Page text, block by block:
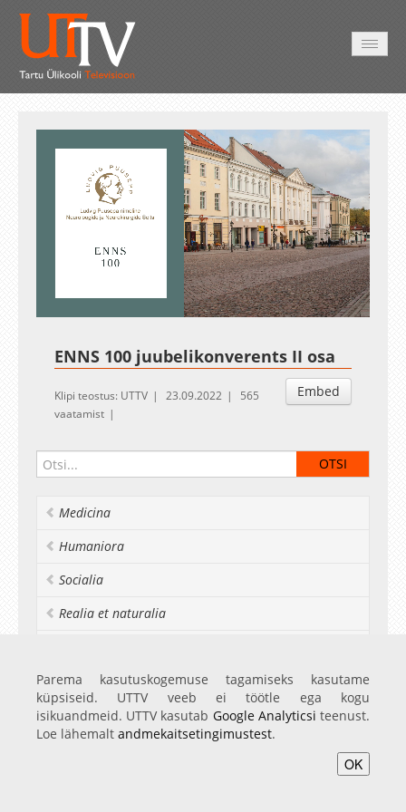
0.28%
Esituskiirused
Auto
ENNS 100 juubelikonverents II osa
Embed
Klipi teostus: UTTV 23.09.2022
565
vaatamist
Medicina
Humaniora
Socialia
Realia et naturalia
Avaleht Videod Fotod Teenused Sisene
Parema kasutuskogemuse tagamiseks kasutame
küpsiseid. UTTV veeb ei töötle ega kogu
isikuandmeid. UTTV kasutab Google Analyticsi teenust.
Loe lähemalt andmekaitsetingimustest.
OK